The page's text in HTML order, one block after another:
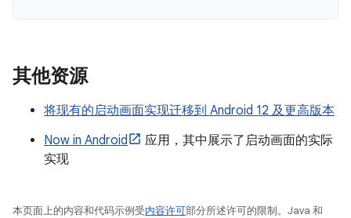
其他资源
将现有的启动画面实现迁移到 Android 12 及更高版本
Now in Android
应用，其中展示了启动画面的实际
实现
本页面上的内容和代码示例受内容许可部分所述许可的限制。Java 和